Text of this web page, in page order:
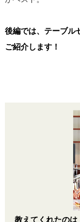
後編では、テーブル
ご紹介します！
教えてくれたのは